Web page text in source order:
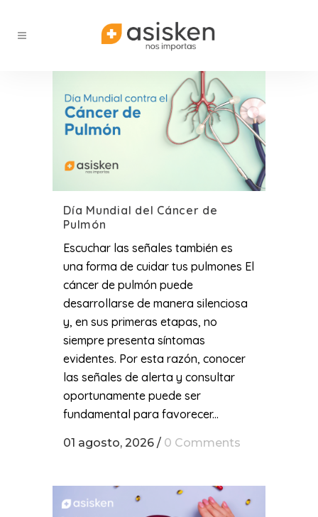
Día Mundial del Cáncer de
Pulmón
Escuchar las señales también es
una forma de cuidar tus pulmones El
cáncer de pulmón puede
desarrollarse de manera silenciosa
y, en sus primeras etapas, no
siempre presenta síntomas
evidentes. Por esta razón, conocer
las señales de alerta y consultar
oportunamente puede ser
fundamental para favorecer...
01 agosto, 2026 / 0 Comments